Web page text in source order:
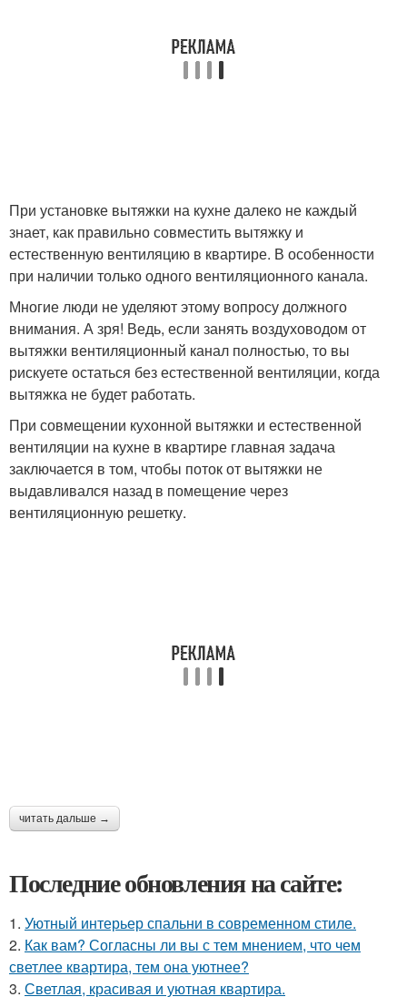
При установке вытяжки на кухне далеко не каждый
знает, как правильно совместить вытяжку и
естественную вентиляцию в квартире. В особенности
при наличии только одного вентиляционного канала.
Многие люди не уделяют этому вопросу должного
внимания. А зря! Ведь, если занять воздуховодом от
вытяжки вентиляционный канал полностью, то вы
рискуете остаться без естественной вентиляции, когда
вытяжка не будет работать.
При совмещении кухонной вытяжки и естественной
вентиляции на кухне в квартире главная задача
заключается в том, чтобы поток от вытяжки не
выдавливался назад в помещение через
вентиляционную решетку.
читать дальше →
Последние обновления на сайте:
1. Уютный интерьер спальни в современном стиле.
2. Как вам? Согласны ли вы с тем мнением, что чем
светлее квартира, тем она уютнее?
3. Светлая, красивая и уютная квартира.